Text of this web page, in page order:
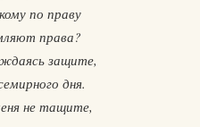
по праву
права?
защите,
дня.
не тащите,